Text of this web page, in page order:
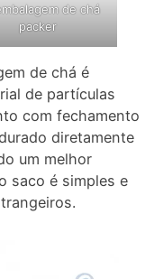
de chá
packer
de chá é
de partículas
com fechamento
diretamente
um melhor
saco é simples e